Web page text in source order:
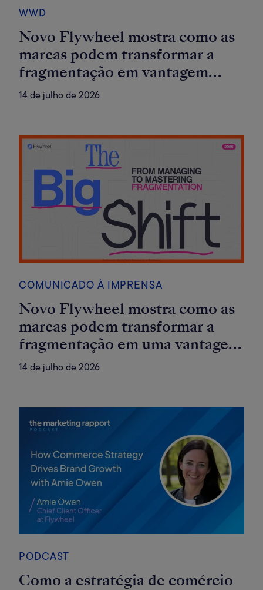
WWD
Novo Flywheel mostra como as
marcas podem transformar a
fragmentação em vantagem
competitiva
14 de julho de 2026
COMUNICADO À IMPRENSA
Novo Flywheel mostra como as
marcas podem transformar a
fragmentação em uma vantagem
competitiva
14 de julho de 2026
PODCAST
Como a estratégia de comércio